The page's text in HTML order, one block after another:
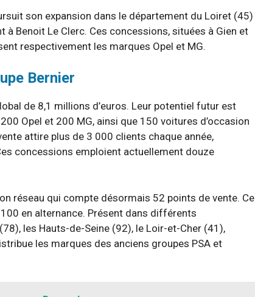
son expansion dans le département du Loiret (45)
Benoit Le Clerc. Ces concessions, situées à Gien et
respectivement les marques Opel et MG.
Bernier
de 8,1 millions d’euros. Leur potentiel futur est
Opel et 200 MG, ainsi que 150 voitures d’occasion
attire plus de 3 000 clients chaque année,
concessions emploient actuellement douze
réseau qui compte désormais 52 points de vente. Ce
en alternance. Présent dans différents
les Hauts-de-Seine (92), le Loir-et-Cher (41),
les marques des anciens groupes PSA et